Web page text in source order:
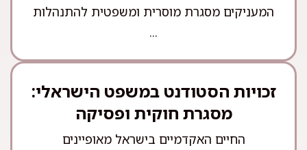
המעניקים מסגרת מוסרית ומשפטית להתנהלות
...
זכויות הסטודנט במשפט הישראלי:
מסגרת חוקית ופסיקה
החיים האקדמיים בישראל מאופיינים